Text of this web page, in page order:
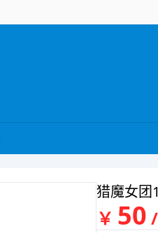
猎魔女团
￥ 50